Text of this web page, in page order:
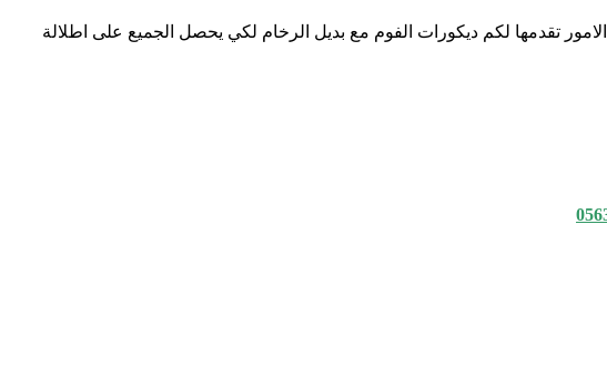
تقدمها لكم ديكورات الفوم مع بديل الرخام لكي يحصل الجميع على اطلالة